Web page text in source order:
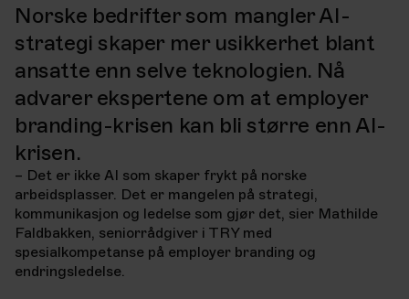
Norske bedrifter som mangler AI-
strategi skaper mer usikkerhet blant
ansatte enn selve teknologien. Nå
advarer ekspertene om at employer
branding-krisen kan bli større enn AI-
krisen.
– Det er ikke AI som skaper frykt på norske
arbeidsplasser. Det er mangelen på strategi,
kommunikasjon og ledelse som gjør det, sier Mathilde
Faldbakken, seniorrådgiver i TRY med
spesialkompetanse på employer branding og
endringsledelse.